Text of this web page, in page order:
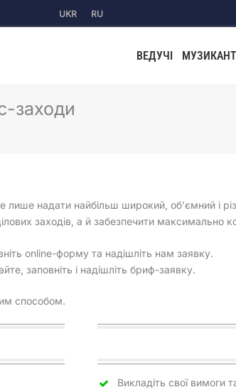
UKR RU
ВЕДУЧІ
заходи
надати найбільш широкий, об’ємний і
ділових заходів, а й забезпечити
online-форму та надішліть нам заявку.
заповніть і надішліть бриф-заявку.
способом.
Викладіть свої вимоги